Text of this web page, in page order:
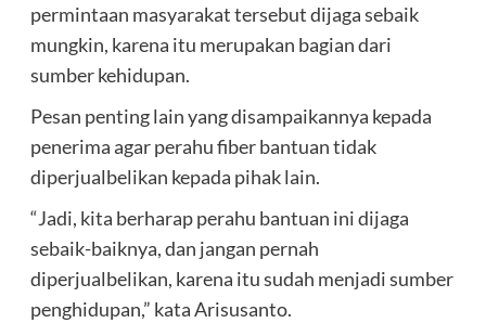
permintaan masyarakat tersebut dijaga sebaik
mungkin, karena itu merupakan bagian dari
sumber kehidupan.
Pesan penting lain yang disampaikannya kepada
penerima agar perahu fiber bantuan tidak
diperjualbelikan kepada pihak lain.
“Jadi, kita berharap perahu bantuan ini dijaga
sebaik-baiknya, dan jangan pernah
diperjualbelikan, karena itu sudah menjadi sumber
penghidupan,” kata Arisusanto.